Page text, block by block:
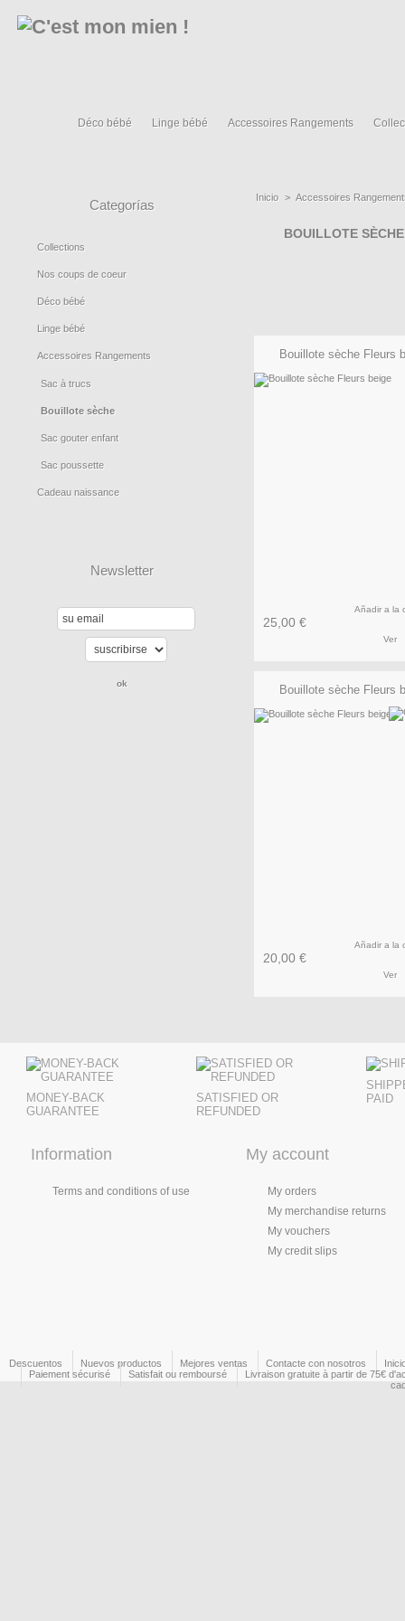
Déco bébé Linge bébé Accessoires Rangements
Categorías
Collections
Nos coups de coeur
Déco bébé
Linge bébé
Accessoires Rangements
Sac à trucs
Bouillote sèche
Sac gouter enfant
Sac poussette
Cadeau naissance
Newsletter
Inicio > Accessoires
BOUILLOTE SÈCHE
Bouillote sèche Fleurs
25,00 €
Añadir a la
Ver
Bouillote sèche Fleurs
20,00 €
Añadir a la
Ver
MONEY-BACK
GUARANTEE
SATISFIED OR
REFUNDED
PAID
Information
Terms and conditions of use
My account
My orders
My merchandise returns
My vouchers
My credit slips
Descuentos Nuevos productos Mejores ventas Contacte con nosotros
Paiement sécurisé
Satisfait ou remboursé
Livraison gratuite à partir de 75€